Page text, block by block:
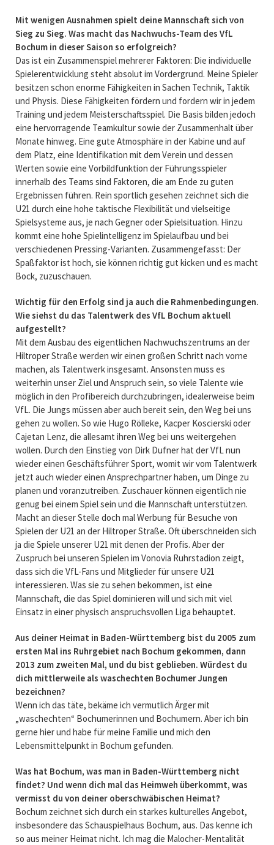
Mit wenigen Ausnahmen spielt deine Mannschaft sich von
Sieg zu Sieg. Was macht das Nachwuchs-Team des VfL
Bochum in dieser Saison so erfolgreich?
Das ist ein Zusammenspiel mehrerer Faktoren: Die individuelle
Spielerentwicklung steht absolut im Vordergrund. Meine Spieler
besitzen schon enorme Fähigkeiten in Sachen Technik, Taktik
und Physis. Diese Fähigkeiten fördern und fordern wir in jedem
Training und jedem Meisterschaftsspiel. Die Basis bilden jedoch
eine hervorragende Teamkultur sowie der Zusammenhalt über
Monate hinweg. Eine gute Atmosphäre in der Kabine und auf
dem Platz, eine Identifikation mit dem Verein und dessen
Werten sowie eine Vorbildfunktion der Führungsspieler
innerhalb des Teams sind Faktoren, die am Ende zu guten
Ergebnissen führen. Rein sportlich gesehen zeichnet sich die
U21 durch eine hohe taktische Flexibilität und vielseitige
Spielsysteme aus, je nach Gegner oder Spielsituation. Hinzu
kommt eine hohe Spielintelligenz im Spielaufbau und bei
verschiedenen Pressing-Varianten. Zusammengefasst: Der
Spaßfaktor ist hoch, sie können richtig gut kicken und es macht
Bock, zuzuschauen.
Wichtig für den Erfolg sind ja auch die Rahmenbedingungen.
Wie siehst du das Talentwerk des VfL Bochum aktuell
aufgestellt?
Mit dem Ausbau des eigentlichen Nachwuchszentrums an der
Hiltroper Straße werden wir einen großen Schritt nach vorne
machen, als Talentwerk insgesamt. Ansonsten muss es
weiterhin unser Ziel und Anspruch sein, so viele Talente wie
möglich in den Profibereich durchzubringen, idealerweise beim
VfL. Die Jungs müssen aber auch bereit sein, den Weg bei uns
gehen zu wollen. So wie Hugo Rölleke, Kacper Koscierski oder
Cajetan Lenz, die allesamt ihren Weg bei uns weitergehen
wollen. Durch den Einstieg von Dirk Dufner hat der VfL nun
wieder einen Geschäftsführer Sport, womit wir vom Talentwerk
jetzt auch wieder einen Ansprechpartner haben, um Dinge zu
planen und voranzutreiben. Zuschauer können eigentlich nie
genug bei einem Spiel sein und die Mannschaft unterstützen.
Macht an dieser Stelle doch mal Werbung für Besuche von
Spielen der U21 an der Hiltroper Straße. Oft überschneiden sich
ja die Spiele unserer U21 mit denen der Profis. Aber der
Zuspruch bei unseren Spielen im Vonovia Ruhrstadion zeigt,
dass sich die VfL-Fans und Mitglieder für unsere U21
interessieren. Was sie zu sehen bekommen, ist eine
Mannschaft, die das Spiel dominieren will und sich mit viel
Einsatz in einer physisch anspruchsvollen Liga behauptet.
Aus deiner Heimat in Baden-Württemberg bist du 2005 zum
ersten Mal ins Ruhrgebiet nach Bochum gekommen, dann
2013 zum zweiten Mal, und du bist geblieben. Würdest du
dich mittlerweile als waschechten Bochumer Jungen
bezeichnen?
Wenn ich das täte, bekäme ich vermutlich Ärger mit
„waschechten“ Bochumerinnen und Bochumern. Aber ich bin
gerne hier und habe für meine Familie und mich den
Lebensmittelpunkt in Bochum gefunden.
Was hat Bochum, was man in Baden-Württemberg nicht
findet? Und wenn dich mal das Heimweh überkommt, was
vermisst du von deiner oberschwäbischen Heimat?
Bochum zeichnet sich durch ein starkes kulturelles Angebot,
insbesondere das Schauspielhaus Bochum, aus. Das kenne ich
so aus meiner Heimat nicht. Ich mag die Malocher-Mentalität